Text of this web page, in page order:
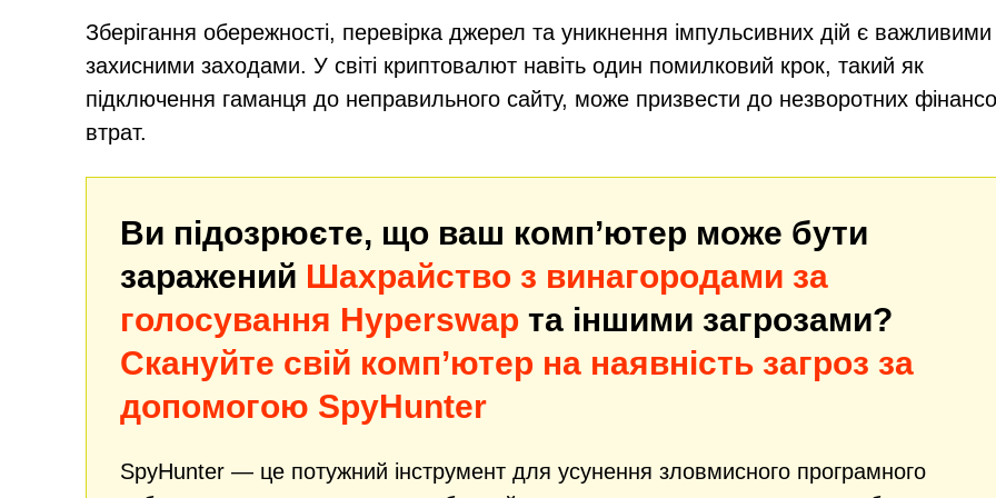
Зберігання обережності, перевірка джерел та уникнення імпульсивних дій є важливими
захисними заходами. У світі криптовалют навіть один помилковий крок, такий як
підключення гаманця до неправильного сайту, може призвести до незворотних
втрат.
Ви підозрюєте, що ваш комп’ютер може бути
заражений Шахрайство з винагородами за
голосування Hyperswap та іншими загрозами?
Скануйте свій комп’ютер на наявність загроз за
допомогою SpyHunter
SpyHunter — це потужний інструмент для усунення зловмисного програмного